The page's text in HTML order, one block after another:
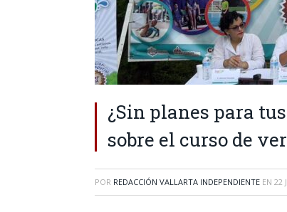
¿Sin planes para
sobre el curso de
POR REDACCIÓN VALLARTA INDEPENDIENTE EN 22